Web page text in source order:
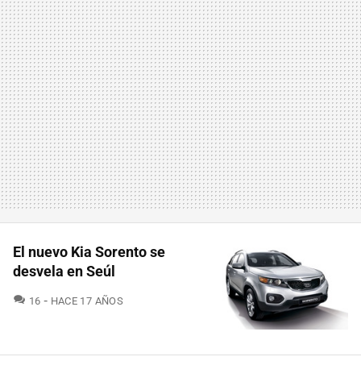
El nuevo Kia Sorento se
desvela en Seúl
16 COMENTARIOS
HACE 17 AÑOS